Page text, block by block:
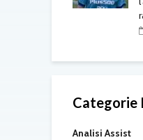
Categorie
Analisi Assist